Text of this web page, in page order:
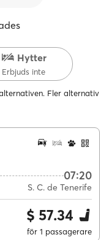
Hytter
Erbjuds inte
Fler alternativ
07:20
S. C. de Tenerife
$ 57.34
för 1 passagerare